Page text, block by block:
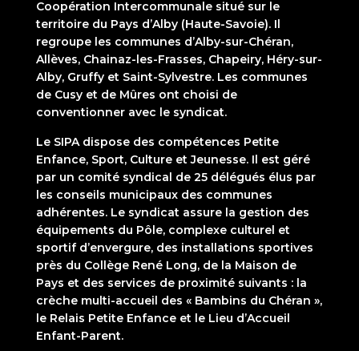
Coopération Intercommunale situé sur le
territoire du Pays d’Alby (Haute-Savoie). Il
regroupe les communes d’Alby-sur-Chéran,
Allèves, Chainaz-les-Frasses, Chapeiry, Héry-sur-
Alby, Gruffy et Saint-Sylvestre. Les communes
de Cusy et de Mûres ont choisi de
conventionner avec le syndicat.
Le SIPA dispose des compétences Petite
Enfance, Sport, Culture et Jeunesse. Il est géré
par un comité syndical de 25 délégués élus par
les conseils municipaux des communes
adhérentes. Le syndicat assure la gestion des
équipements du Pôle, complexe culturel et
sportif d’envergure, des installations sportives
près du Collège René Long, de la Maison de
Pays et des services de proximité suivants : la
crèche multi-accueil des « Bambins du Chéran »,
le Relais Petite Enfance et le Lieu d’Accueil
Enfant-Parent.